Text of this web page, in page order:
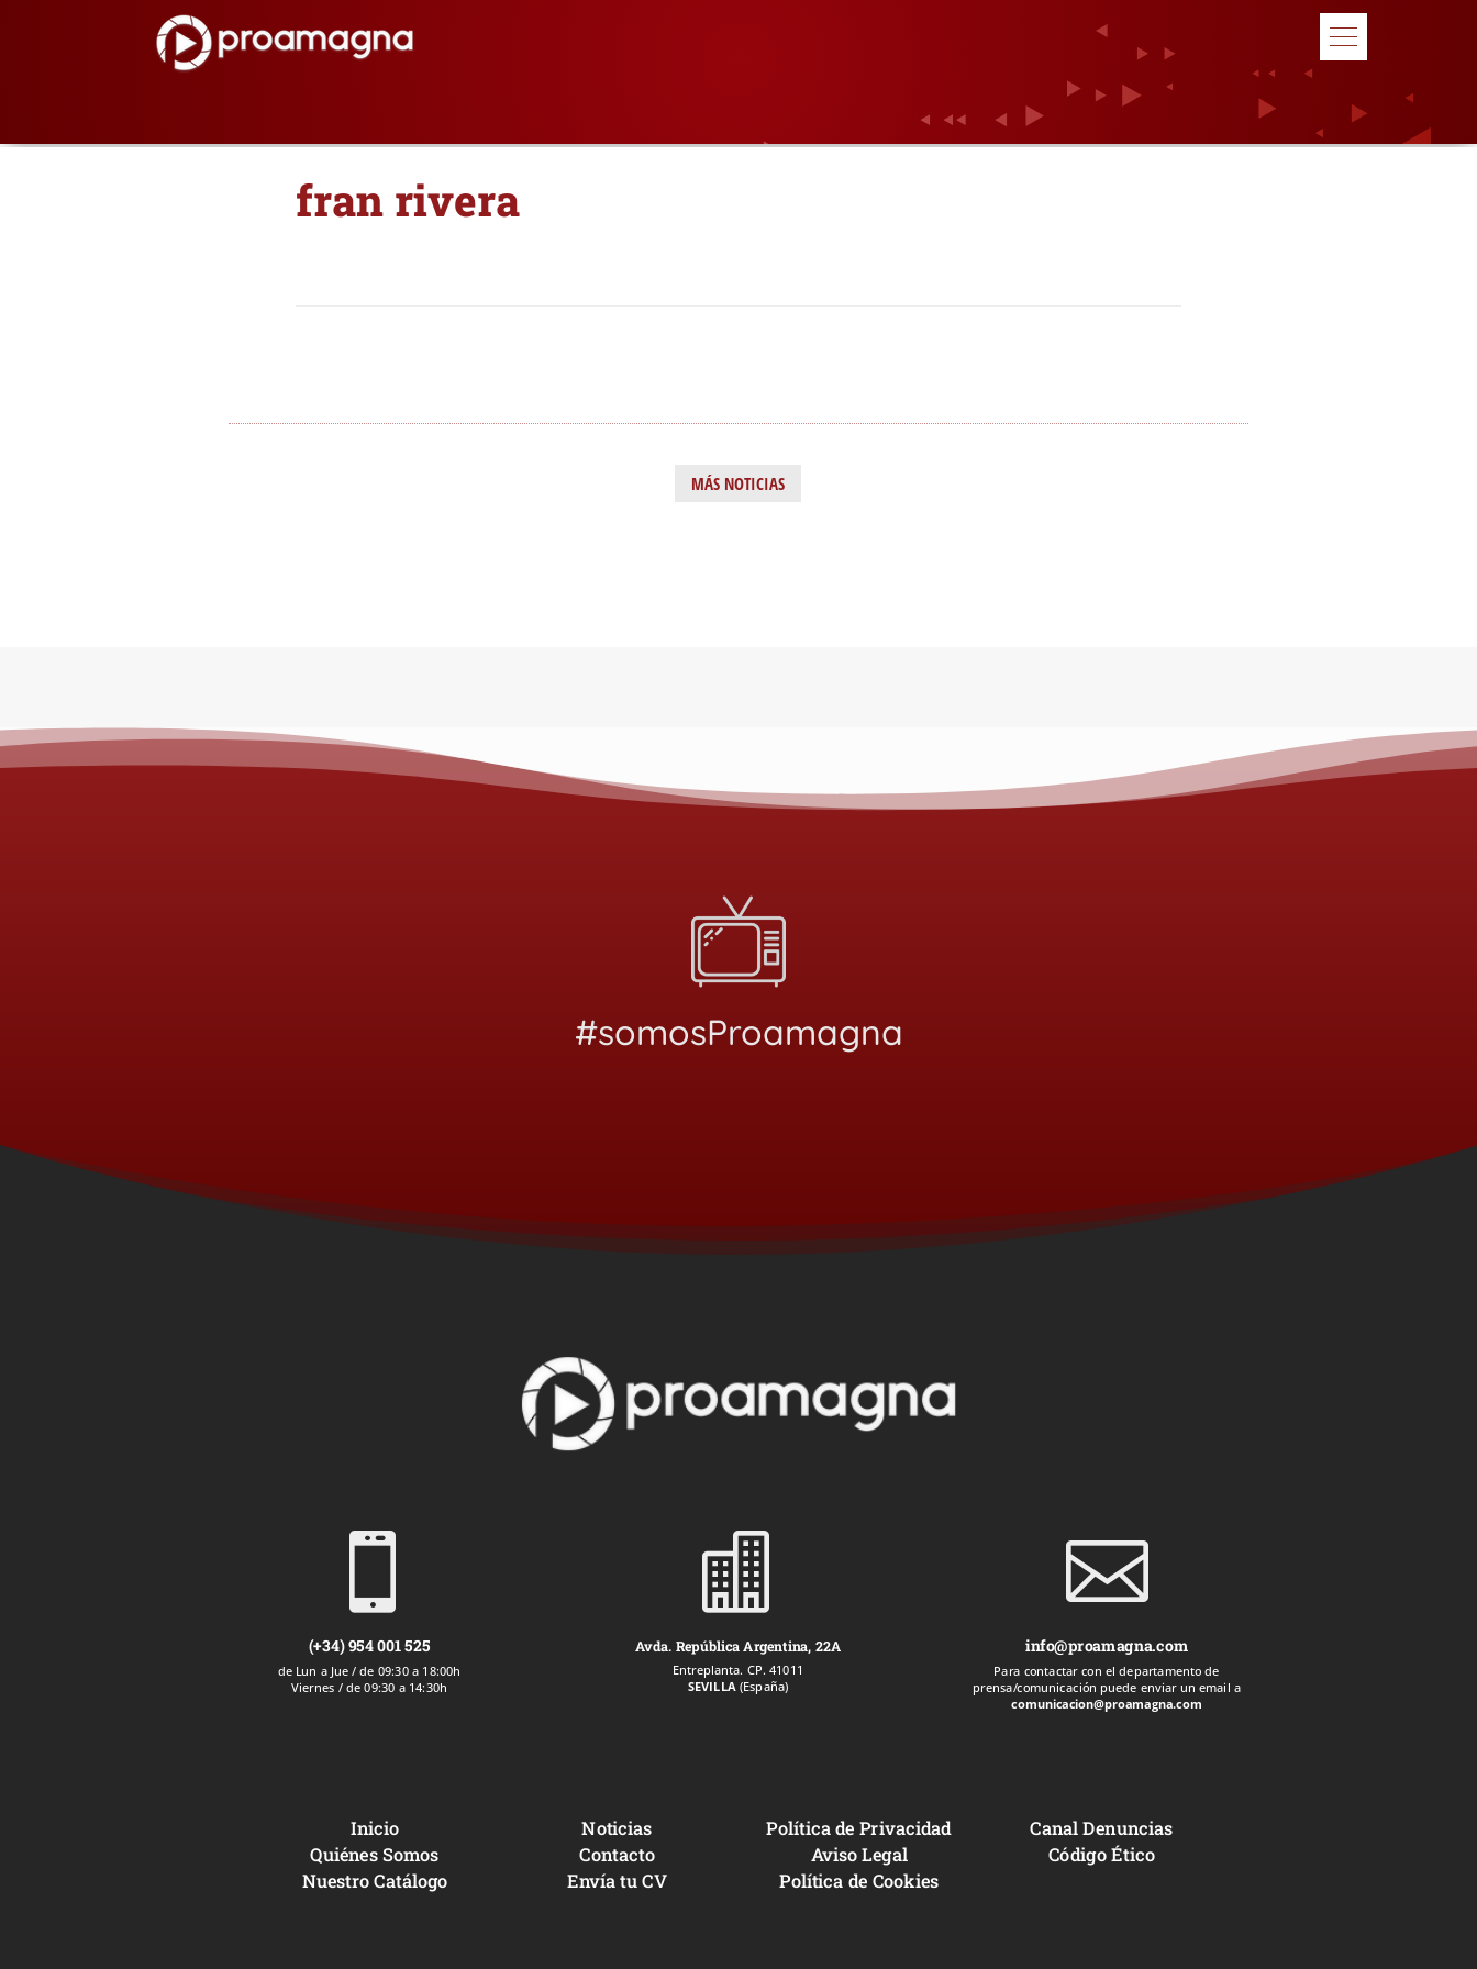
fran rivera
MÁS NOTICIAS
#somosProamagna

(+34) 954 001 525
de Lun a Jue / de 09:30 a 18:00h
Viernes / de 09:30 a 14:30h

Avda. República Argentina, 22A
Entreplanta. CP. 41011
SEVILLA (España)

info@proamagna.com
Para contactar con el departamento de
prensa/comunicación puede enviar un email a
comunicacion@proamagna.com
Inicio
Quiénes Somos
Nuestro Catálogo
Noticias
Contacto
Envía tu CV
Política de Privacidad
Aviso Legal
Política de Cookies
Canal Denuncias
Código Ético